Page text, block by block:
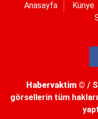
Anasayfa Künye
Habervaktim © /
görsellerin tüm hakları